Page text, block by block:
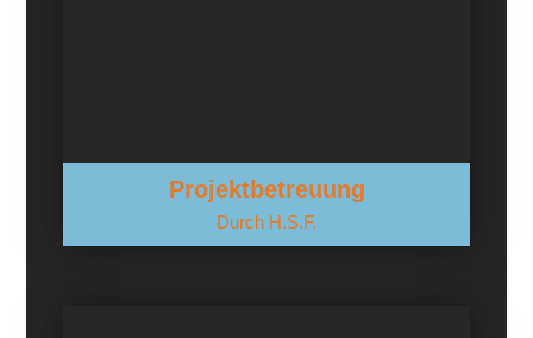
Projektbetreuung
Durch H.S.F.